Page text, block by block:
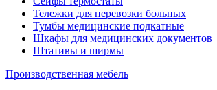
Тележки для перевозки больных
Тумбы медицинские подкатные
Шкафы для медицинских документов
Штативы и ширмы
Производственная мебель